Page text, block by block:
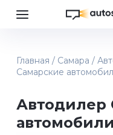
Главная / Самара /
Самарские
Автодилер